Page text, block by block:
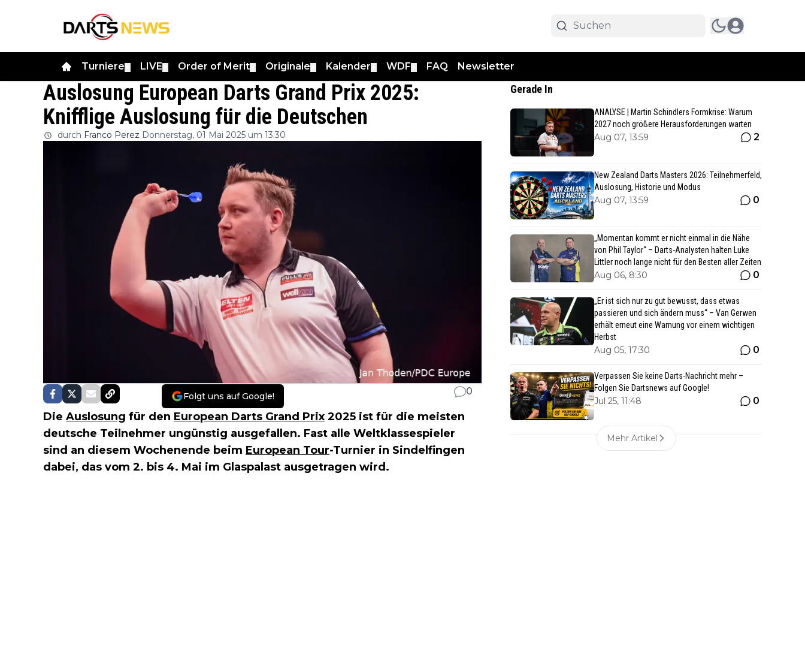
Turniere LIVE Order of Merit Originale Kalender WDF FAQ Newsletter
Auslosung European Darts Grand Prix 2025:
Knifflige Auslosung für die Deutschen
durch Franco Perez Donnerstag, 01 Mai 2025 um 13:30
Folgt uns auf Google! 0
Die Auslosung für den European Darts Grand Prix 2025 ist für die meisten
deutsche Teilnehmer ungünstig ausgefallen. Fast alle Weltklassespieler
sind an diesem Wochenende beim European Tour-Turnier in Sindelfingen
dabei, das vom 2. bis 4. Mai im Glaspalast ausgetragen wird.
Gerade In
ANALYSE | Martin Schindlers Formkrise: Warum
2027 noch größere Herausforderungen warten
Aug 07, 13:59 2
New Zealand Darts Masters 2026: Teilnehmerfeld,
Auslosung, Historie und Modus
Aug 07, 13:59 0
„Momentan kommt er nicht einmal in die Nähe
von Phil Taylor“ – Darts-Analysten halten Luke
Littler noch lange nicht für den Besten aller Zeiten
Aug 06, 8:30 0
„Er ist sich nur zu gut bewusst, dass etwas
passieren und sich ändern muss“ – Van Gerwen
erhält erneut eine Warnung vor einem wichtigen
Herbst
Aug 05, 17:30 0
Verpassen Sie keine Darts-Nachricht mehr –
Folgen Sie Dartsnews auf Google!
Jul 25, 11:48 0
Mehr Artikel